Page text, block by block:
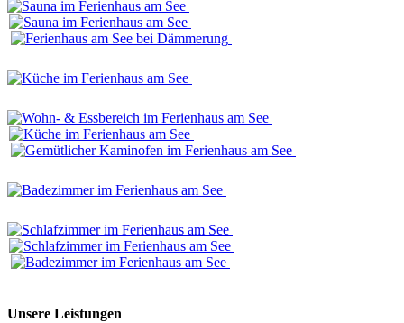
Unsere Leistungen